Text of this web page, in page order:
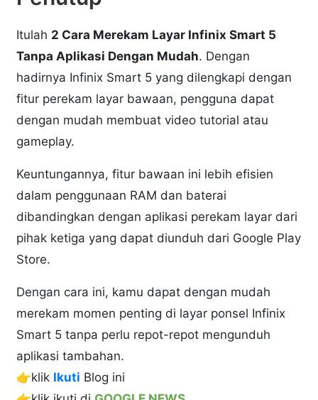
Itulah 2 Cara Merekam Layar Infinix Smart 5
Tanpa Aplikasi Dengan Mudah. Dengan
hadirnya Infinix Smart 5 yang dilengkapi dengan
fitur perekam layar bawaan, pengguna dapat
dengan mudah membuat video tutorial atau
gameplay.
Keuntungannya, fitur bawaan ini lebih efisien
dalam penggunaan RAM dan baterai
dibandingkan dengan aplikasi perekam layar dari
pihak ketiga yang dapat diunduh dari Google Play
Store.
Dengan cara ini, kamu dapat dengan mudah
merekam momen penting di layar ponsel Infinix
Smart 5 tanpa perlu repot-repot mengunduh
aplikasi tambahan.
👉klik Ikuti Blog ini